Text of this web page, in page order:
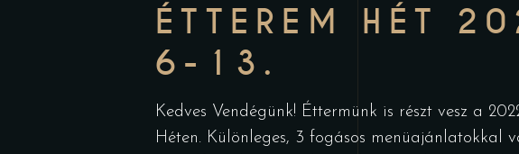
ÉTTEREM HÉT
6-13.
Kedves Vendégünk! Éttermünk is részt vesz a
Héten. Különleges, 3 fogásos menüajánlatokkal